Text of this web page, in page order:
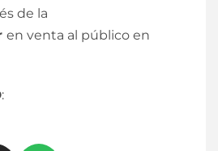
de la
en venta al público en
: